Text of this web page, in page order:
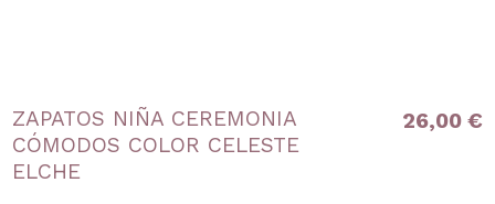
ZAPATOS NIÑA CEREMONIA
CÓMODOS COLOR CELESTE
ELCHE
26,00 €